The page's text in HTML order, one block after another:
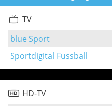
TV
blue Sport
Sportdigital Fussball
HD-TV